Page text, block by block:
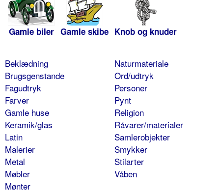
Gamle biler Gamle skibe Knob og knuder
Beklædning
Brugsgenstande
Fagudtryk
Farver
Gamle huse
Keramik/glas
Latin
Malerier
Metal
Møbler
Mønter
Naturmateriale
Ord/udtryk
Personer
Pynt
Religion
Råvarer/materialer
Samlerobjekter
Smykker
Stilarter
Våben